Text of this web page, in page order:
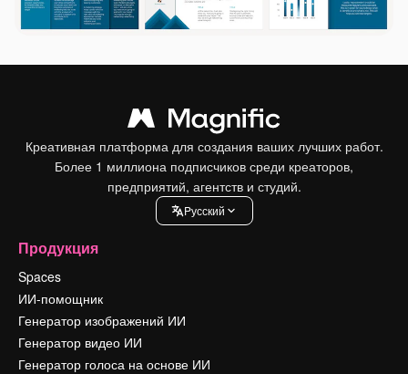
Креативная платформа для создания ваших лучших работ.
Более 1 миллиона подписчиков среди креаторов,
предприятий, агентств и студий.
Pусский
Продукция
Spaces
ИИ-помощник
Генератор изображений ИИ
Генератор видео ИИ
Генератор голоса на основе ИИ